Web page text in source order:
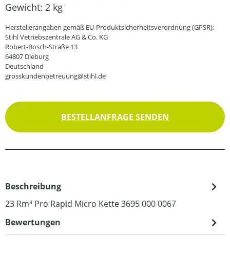
Gewicht: 2 kg
Herstellerangaben gemäß EU-Produktsicherheitsverordnung (GPSR):
Stihl Vetriebszentrale AG & Co. KG
Robert-Bosch-Straße 13
64807 Dieburg
Deutschland
grosskundenbetreuung@stihl.de
BESTELLANFRAGE SENDEN
Beschreibung
23 Rm³ Pro Rapid Micro Kette 3695 000 0067
Bewertungen